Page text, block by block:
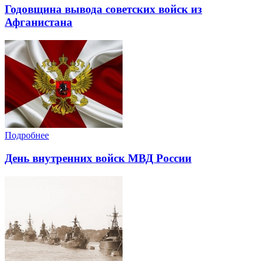
Годовщина вывода советских войск из
Афганистана
Подробнее
День внутренних войск МВД России